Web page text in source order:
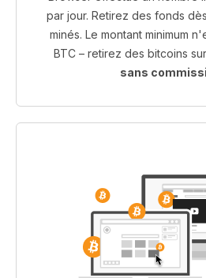
par jour. Retirez des fonds
minés. Le montant minimum
BTC – retirez des bitcoins
sans